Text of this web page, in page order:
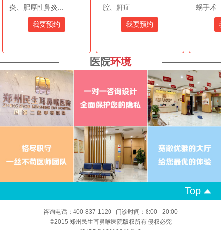
炎、肥厚性鼻炎...
我要预约
腔、鼾症
我要预约
蜗手术
医院环境
Top
咨询电话：400-837-1120 门诊时间：8:00 - 20:00
©2015 郑州民生耳鼻喉医院版权所有 侵权必究